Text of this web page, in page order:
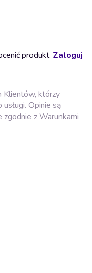
produkt. Zaloguj
Klientów, którzy
Opinie są
zgodnie zWarunkami